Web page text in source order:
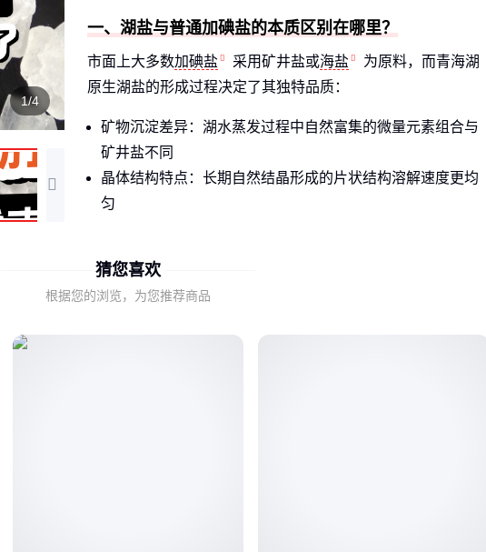
1/4
一、湖盐与普通加碘盐的本质区别在哪里？
市面上大多数加碘盐 采用矿井盐或海盐
为原料，而青海湖
原生湖盐的形成过程决定了其独特品质：
矿物沉淀差异：湖水蒸发过程中自然富集的微量元素组合与
矿井盐不同
晶体结构特点：长期自然结晶形成的片状结构溶解速度更均
匀
这些特性使得加碘湖盐在烹饪保味性和营养留存方面具有先天
猜您喜欢
根据您的浏览，为您推荐商品